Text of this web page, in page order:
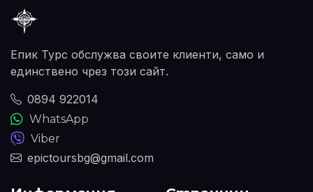
Епик Турс обслужва своите клиенти, само и
единствено чрез този сайт.
0894 922014
WhatsApp
Viber
epictoursbg@gmail.com